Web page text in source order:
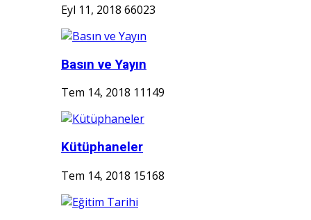
Eyl 11, 2018 66023
Basın ve Yayın
Tem 14, 2018 11149
Kütüphaneler
Tem 14, 2018 15168